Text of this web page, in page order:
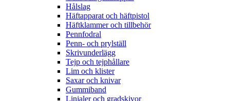
Hålslag
Häftapparat och häftpistol
Häftklammer och tillbehör
Pennfodral
Penn- och prylställ
Skrivunderlägg
Tejp och tejphållare
Lim och klister
Saxar och knivar
Gummiband
Linjaler och gradskivor